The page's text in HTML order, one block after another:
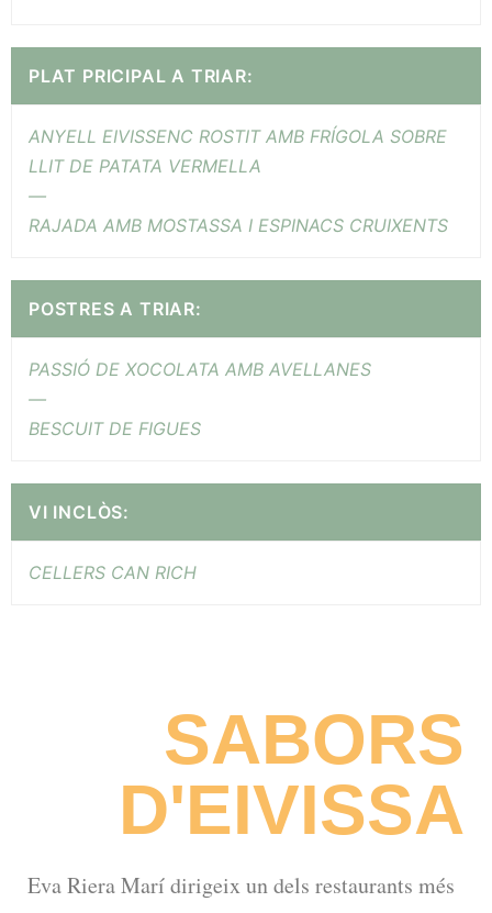
PLAT PRICIPAL A TRIAR:
ANYELL EIVISSENC ROSTIT AMB FRÍGOLA SOBRE
LLIT DE PATATA VERMELLA
—
RAJADA AMB MOSTASSA I ESPINACS CRUIXENTS
POSTRES A TRIAR:
PASSIÓ DE XOCOLATA AMB AVELLANES
—
BESCUIT DE FIGUES
VI INCLÒS:
CELLERS CAN RICH
SABORS
D'EIVISSA
Eva Riera Marí dirigeix un dels restaurants més